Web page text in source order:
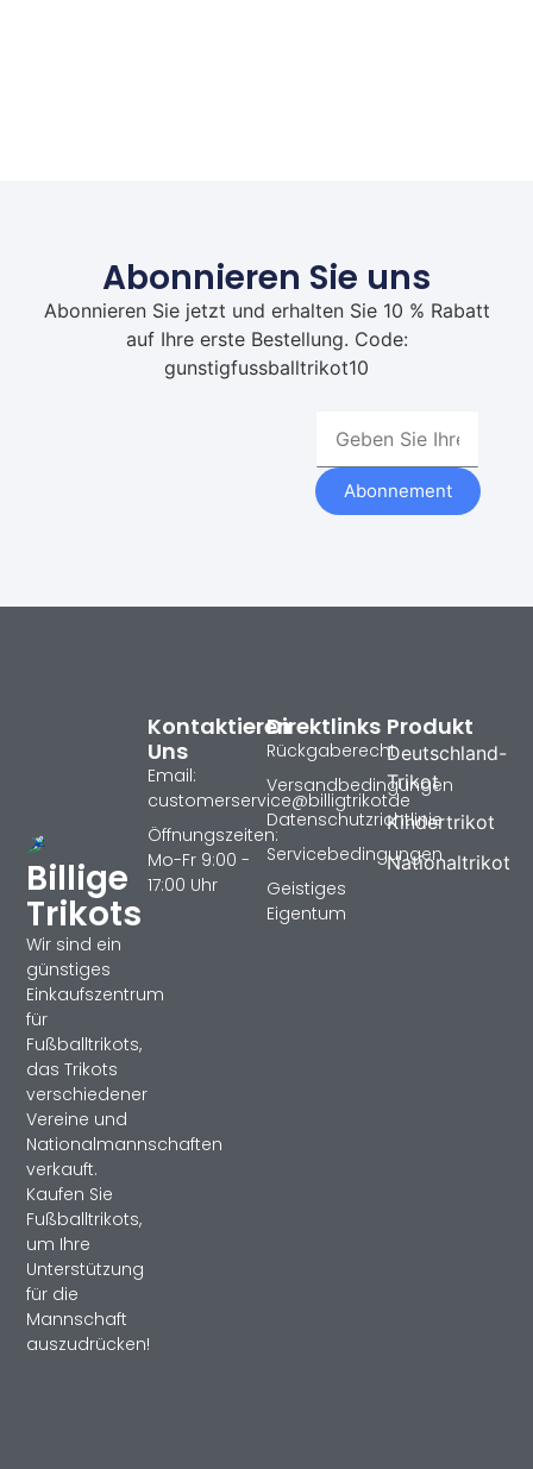
Abonnieren Sie uns
Abonnieren Sie jetzt und erhalten Sie 10 % Rabatt
auf Ihre erste Bestellung. Code:
gunstigfussballtrikot10
Abonnement
Billige
Trikots
Wir sind ein
günstiges
Einkaufszentrum
für
Fußballtrikots,
das Trikots
verschiedener
Vereine und
Nationalmannschaften
verkauft.
Kaufen Sie
Fußballtrikots,
um Ihre
Unterstützung
für die
Mannschaft
auszudrücken!
Produkt
Deutschland-
Trikot
Kindertrikot
Nationaltrikot
Direktlinks
Rückgaberecht
Versandbedingungen
Datenschutzrichtlinie
Servicebedingungen
Geistiges
Eigentum
Kontaktieren
Uns
Email:
customerservice@billigtrikotde
Öffnungszeiten:
Mo-Fr 9:00 -
17:00 Uhr